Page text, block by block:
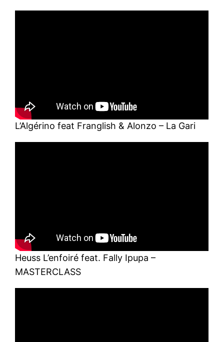
L’Algérino feat Franglish & Alonzo – La Gari
Heuss L’enfoiré feat. Fally Ipupa –
MASTERCLASS